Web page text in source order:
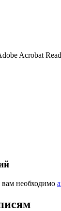
Acrobat
необходимо